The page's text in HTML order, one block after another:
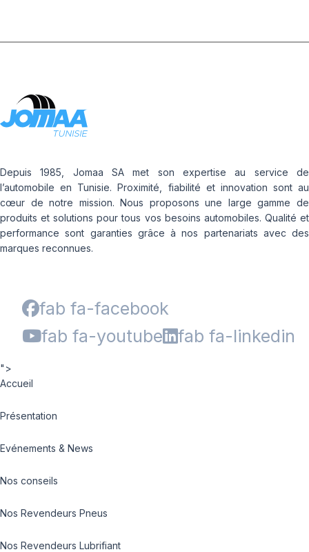
Depuis 1985, Jomaa SA met son expertise au service de
l’automobile en Tunisie. Proximité, fiabilité et innovation sont au
cœur de notre mission. Nous proposons une large gamme de
produits et solutions pour tous vos besoins automobiles. Qualité et
performance sont garanties grâce à nos partenariats avec des
marques reconnues.
fab fa-facebook
fab fa-youtube
fab fa-linkedin
">
Accueil
Présentation
Evénements & News
Nos conseils
Nos Revendeurs Pneus
Nos Revendeurs Lubrifiant